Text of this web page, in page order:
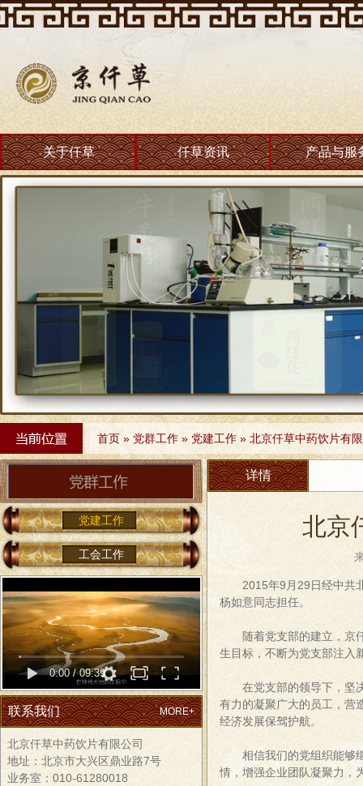
关于仟草 仟草资讯 产品与服
Stop
首页 » 党群工作 » 党建工作 » 北京仟草中药饮片有
详情
北京
2015年9月29日经中共
杨如意同志担任。
随着党支部的建立，京
生目标，不断为党支部注入
在党支部的领导下，坚
有力的凝聚广大的员工，营
经济发展保驾护航。
相信我们的党组织能够
情，增强企业团队凝聚力，
党建工作
工会工作
0:00/09:39
联系我们 MORE+
北京仟草中药饮片有限公司
地址：北京市大兴区鼎业路7号
业务室：010-61280018